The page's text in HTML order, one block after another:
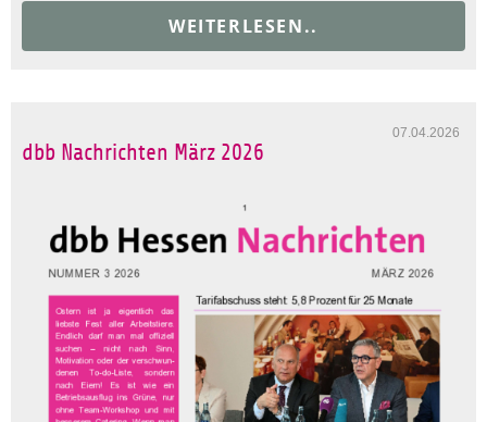
WEITERLESEN..
07.04.2026
dbb Nachrichten März 2026